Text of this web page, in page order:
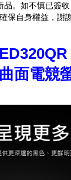
品。如不慎已簽
保自身權益，謝
面電競